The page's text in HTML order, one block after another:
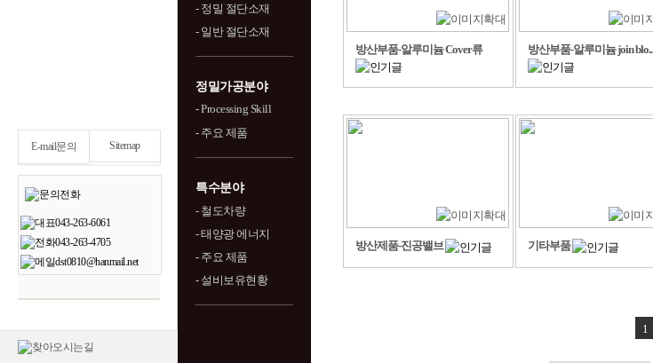
E-mail문의 Sitemap
- 정밀 절단소재
- 일반 절단소재
정밀가공분야
- Processing Skill
- 주요 제품
특수분야
- 철도차량
- 태양광 에너지
- 주요 제품
- 설비보유현황
방산부품-알루미늄 Cover류 방산부품-알루미늄 join blo..
방산제품-진공밸브 기타부품
1